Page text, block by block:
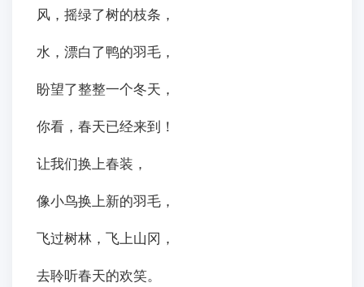
风，摇绿了树的枝条，
水，漂白了鸭的羽毛，
盼望了整整一个冬天，
你看，春天已经来到！
让我们换上春装，
像小鸟换上新的羽毛，
飞过树林，飞上山冈，
去聆听春天的欢笑。